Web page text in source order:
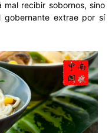
recibir sobornos, sino
gobernante extrae por sí